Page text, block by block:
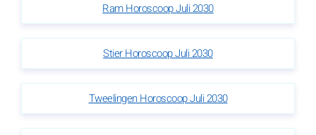
Ram Horoscoop Juli 2030
Stier Horoscoop Juli 2030
Tweelingen Horoscoop Juli 2030